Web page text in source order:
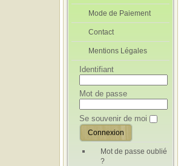
Mode de Paiement
Contact
Mentions Légales
Identifiant
Mot de passe
Se souvenir de moi
Mot de passe oublié
?